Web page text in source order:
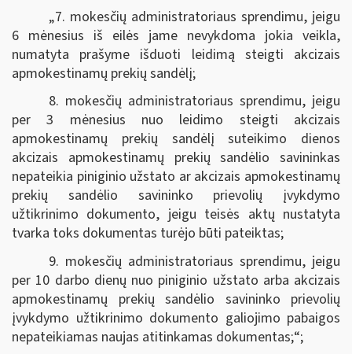
„7. mokesčių administratoriaus sprendimu, jeigu
6 mėnesius iš eilės jame nevykdoma jokia veikla,
numatyta prašyme išduoti leidimą steigti akcizais
apmokestinamų prekių sandėlį;
8. mokesčių administratoriaus sprendimu, jeigu
per 3 mėnesius nuo leidimo steigti akcizais
apmokestinamų prekių sandėlį suteikimo dienos
akcizais apmokestinamų prekių sandėlio savininkas
nepateikia piniginio užstato ar akcizais apmokestinamų
prekių sandėlio savininko prievolių įvykdymo
užtikrinimo dokumento, jeigu teisės aktų nustatyta
tvarka toks dokumentas turėjo būti pateiktas;
9. mokesčių administratoriaus sprendimu, jeigu
per 10 darbo dienų nuo piniginio užstato arba akcizais
apmokestinamų prekių sandėlio savininko prievolių
įvykdymo užtikrinimo dokumento galiojimo pabaigos
nepateikiamas naujas atitinkamas dokumentas;“;